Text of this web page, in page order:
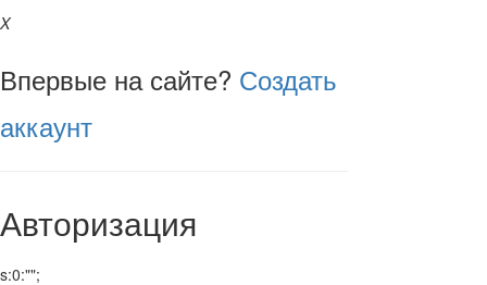
X
Впервые на сайте? Создать
аккаунт
Авторизация
s:0:"";